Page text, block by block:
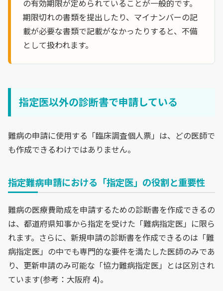
の有効期限が定められていることが一般的です。
期限切れの書類を提出したり、マイナンバーの記
載が必要な書類で記載がなかったりすると、不備
として扱われます。
指定医以外の診断書で申請している
難病の申請に使用する「臨床調査個人票」は、どの医師で
も作成できるわけではありません。
指定難病申請における「指定医」の役割と重要性
難病の医療費助成を申請するための診断書を作成できるの
は、都道府県知事から指定を受けた「難病指定医」に限ら
れます。さらに、新規申請の診断書を作成できるのは「難
病指定医」の中でも専門的な要件を満たした医師のみであ
り、更新申請のみ可能な「協力難病指定医」とは区別され
ています(参考：大阪府 4)。